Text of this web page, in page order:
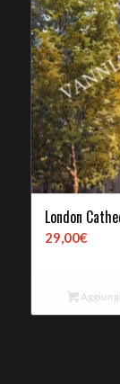
London
29,00€